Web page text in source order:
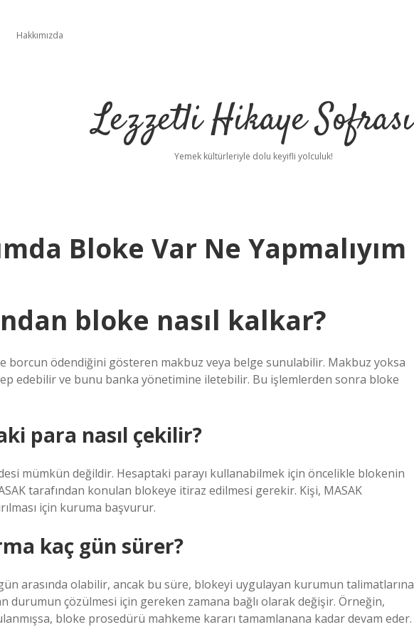
Hakkımızda
Lezzetli Hikaye Sofrası
Yemek kültürleriyle dolu keyifli yolculuk!
Bloke Var Ne Yapmalıyım
bloke nasıl kalkar?
borcun ödendiğini gösteren makbuz veya belge sunulabilir. Makbuz yoksa
edebilir ve bunu banka yönetimine iletebilir. Bu işlemlerden sonra bloke
para nasıl çekilir?
mümkün değildir. Hesaptaki parayı kullanabilmek için öncelikle blokenin
tarafından konulan blokeye itiraz edilmesi gerekir. Kişi, MASAK
için kuruma başvurur.
kaç gün sürer?
arasında olabilir, ancak bu süre, blokeyi uygulayan kurumun talimatlarına
durumun çözülmesi için gereken zamana bağlı olarak değişir. Örneğin,
bloke prosedürü mahkeme kararı tamamlanana kadar devam eder.